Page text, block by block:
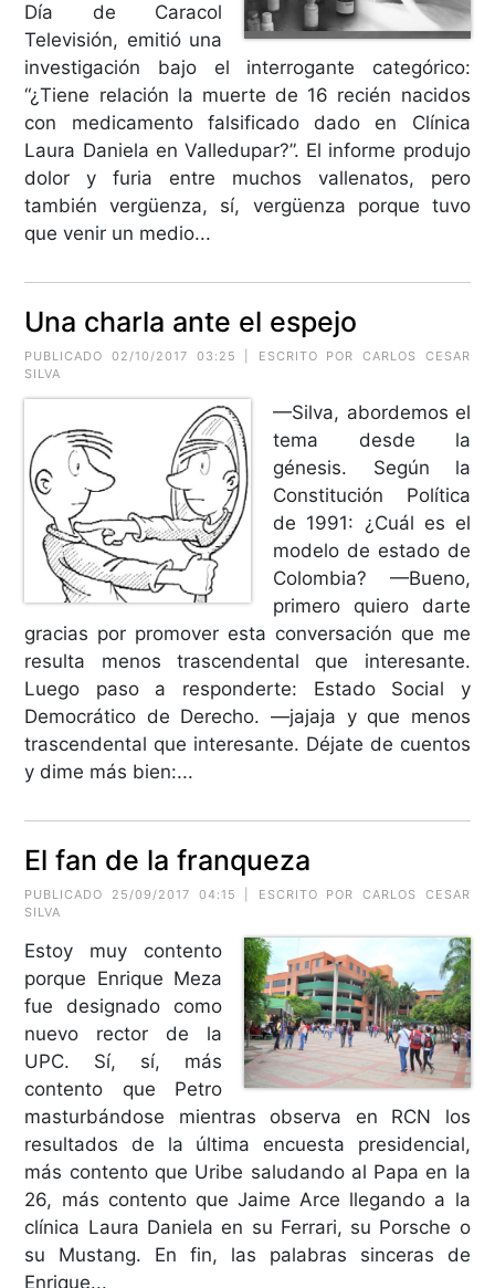
Día de Caracol
Televisión, emitió una
investigación bajo el interrogante categórico:
“¿Tiene relación la muerte de 16 recién nacidos
con medicamento falsificado dado en Clínica
Laura Daniela en Valledupar?”. El informe produjo
dolor y furia entre muchos vallenatos, pero
también vergüenza, sí, vergüenza porque tuvo
que venir un medio...
Una charla ante el espejo
PUBLICADO 02/10/2017 03:25 | ESCRITO POR CARLOS CESAR
SILVA
—Silva, abordemos el
tema desde la
génesis. Según la
Constitución Política
de 1991: ¿Cuál es el
modelo de estado de
Colombia? —Bueno,
primero quiero darte
gracias por promover esta conversación que me
resulta menos trascendental que interesante.
Luego paso a responderte: Estado Social y
Democrático de Derecho. —jajaja y que menos
trascendental que interesante. Déjate de cuentos
y dime más bien:...
El fan de la franqueza
PUBLICADO 25/09/2017 04:15 | ESCRITO POR CARLOS CESAR
SILVA
Estoy muy contento
porque Enrique Meza
fue designado como
nuevo rector de la
UPC. Sí, sí, más
contento que Petro
masturbándose mientras observa en RCN los
resultados de la última encuesta presidencial,
más contento que Uribe saludando al Papa en la
26, más contento que Jaime Arce llegando a la
clínica Laura Daniela en su Ferrari, su Porsche o
su Mustang. En fin, las palabras sinceras de
Enrique...